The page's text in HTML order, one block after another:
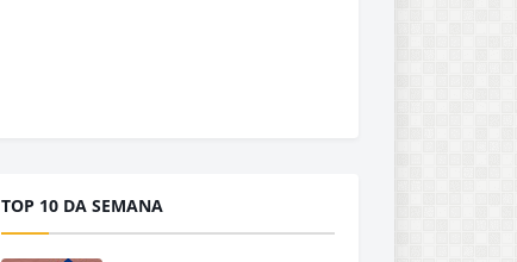
TOP 10 DA SEMANA